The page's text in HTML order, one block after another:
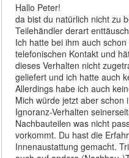
Hallo Peter!
da bist du natürlich nicht zu
Teilehändler derart
Ich hatte bei ihm auch
telefonischen Kontakt und
dieses Verhalten nicht
geliefert und ich hatte auch
Allerdings habe ich auch
Mich würde jetzt aber schon
Ignoranz-Verhalten
Nachbauteilen was nicht
vorkommt. Du hast die
Innenaustattung gemacht.